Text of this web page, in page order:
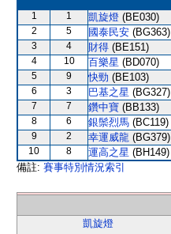
1 1 凱旋燈 (BE030)
2 5 國泰民安 (BG363)
3 4 財得 (BE151)
4 10 百樂星 (BD070)
5 9 快勁 (BE103)
6 3 巴基之星 (BG327)
7 7 鑽中寶 (BB133)
8 6 銀鬃烈馬 (BC119)
9 2 幸運威龍 (BG379)
10 8 運高之星 (BH149)
備註: 賽事特別情況索引
凱旋燈